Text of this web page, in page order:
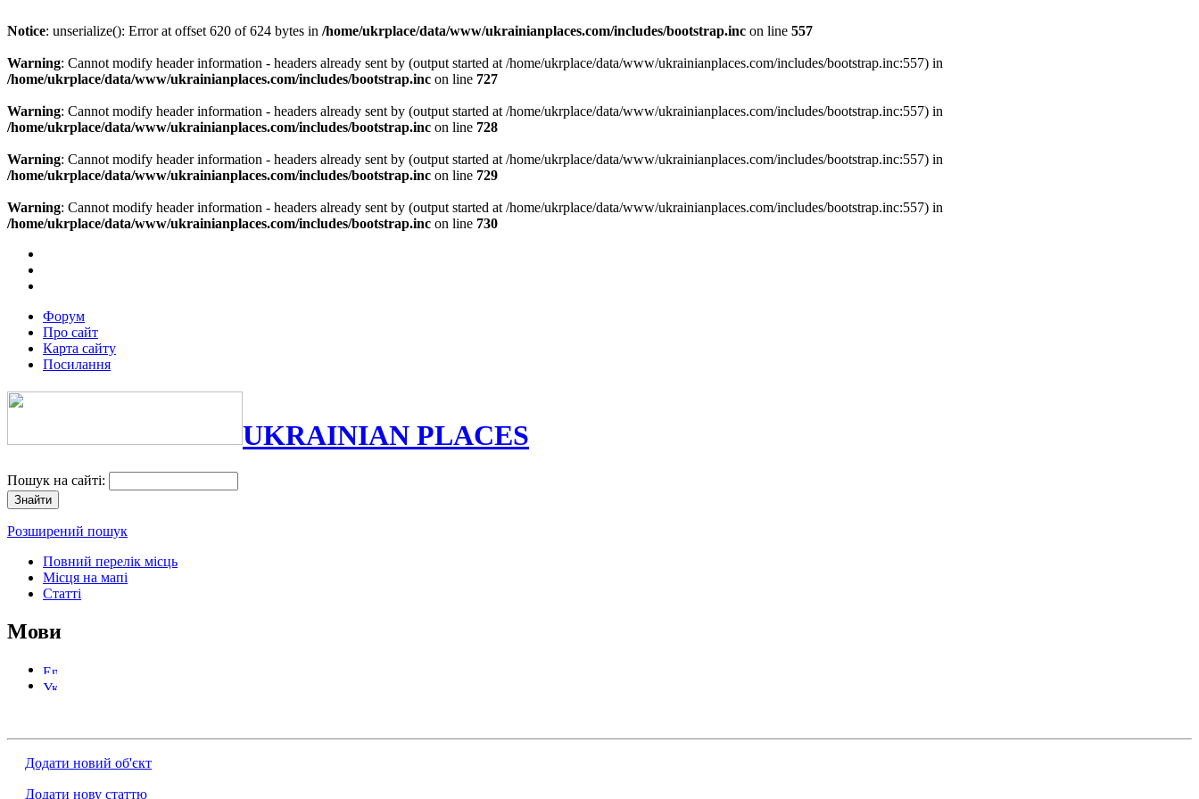
Notice: unserialize(): Error at offset 620 of 624 bytes in /home/ukrplace/data/www/ukrainianplaces.com/includes/bootstrap.inc on line 557
Warning: Cannot modify header information - headers already sent by (output started at /home/ukrplace/data/www/ukrainianplaces.com/includes/bootstrap.inc:557) in
/home/ukrplace/data/www/ukrainianplaces.com/includes/bootstrap.inc on line 727
Warning: Cannot modify header information - headers already sent by (output started at /home/ukrplace/data/www/ukrainianplaces.com/includes/bootstrap.inc:557) in
/home/ukrplace/data/www/ukrainianplaces.com/includes/bootstrap.inc on line 728
Warning: Cannot modify header information - headers already sent by (output started at /home/ukrplace/data/www/ukrainianplaces.com/includes/bootstrap.inc:557) in
/home/ukrplace/data/www/ukrainianplaces.com/includes/bootstrap.inc on line 729
Warning: Cannot modify header information - headers already sent by (output started at /home/ukrplace/data/www/ukrainianplaces.com/includes/bootstrap.inc:557) in
/home/ukrplace/data/www/ukrainianplaces.com/includes/bootstrap.inc on line 730
Форум
Про сайт
Карта сайту
Посилання
UKRAINIAN PLACES
Пошук на сайті:
Розширений пошук
Повний перелік місць
Місця на мапі
Статті
Мови
Додати новий об'єкт
Додати нову статтю